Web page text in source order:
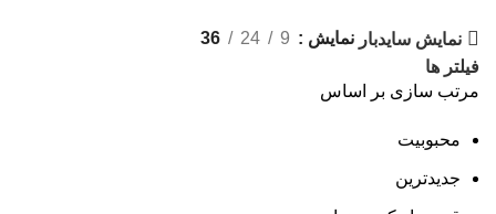
نمایش سایدبار نمایش 9
24
36
فیلتر ها
مرتب سازی بر اساس
محبوبیت
جدیدترین